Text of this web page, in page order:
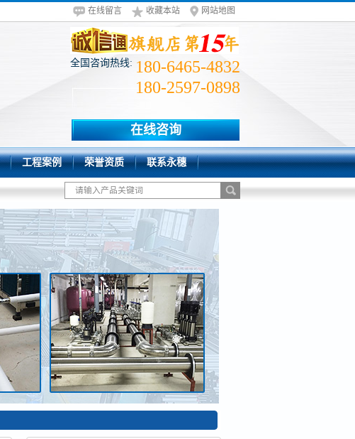
在线留言 收藏本站 网站地图
全国咨询热线: 180-6465-4832
180-2597-0898
在线咨询
工程案例 荣誉资质 联系永穗